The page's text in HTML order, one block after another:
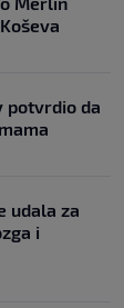
potvrdio da
udala za
i